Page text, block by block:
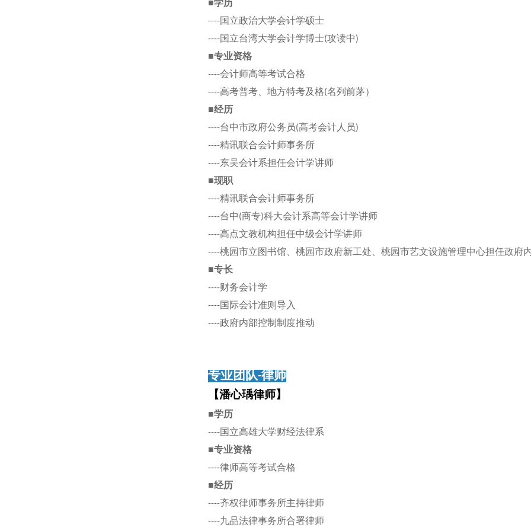
■学历
----国立政治大学会计学硕士
----国立台湾大学会计学博士(攻读中)
■专业资格
----会计师高等考试合格
----高考普考、地方特考及格(名列前茅）
■经历
----台中市政府公务员(高考会计人员)
----精讯联合会计师事务所
----东吴会计系担任会计学讲师
■现职
----精讯联合会计师事务所
----台中(商专)科大会计系高等会计学讲师
----高点文教机构担任中级会计学讲师
----桃园市立图书馆、桃园市政府新工处、桃园市艺文设施管理中心担任政府
■专长
----财务会计学
----国际会计准则导入
----政府内部控制制度推动
专业团队-律师
【潘心瑀律师】
■学历
----国立高雄大学财经法律系
■专业资格
----律师高等考试合格
■经历
----齐权律师事务所主持律师
----九品法律事务所合署律师